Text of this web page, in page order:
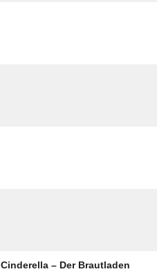
Cinderella – Der Brautladen